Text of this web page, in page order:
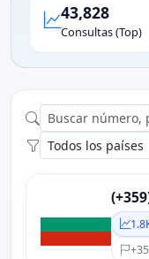
43,828
Consultas (Top)